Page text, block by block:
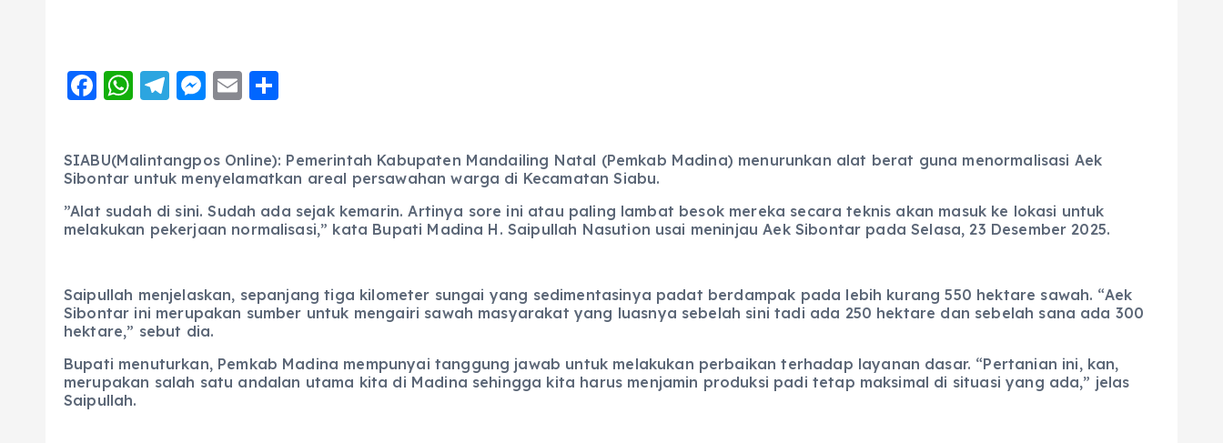
F
e
b
o
k
W
ts
A
p
T
g
r
a
M
e
n
g
E
l
re
SIABU(Malintangpos Online): Pemerintah Kabupaten Mandailing Natal (Pemkab Madina) menurunkan alat berat guna menormalisasi Aek
Sibontar untuk menyelamatkan areal persawahan warga di Kecamatan Siabu.
​”Alat sudah di sini. Sudah ada sejak kemarin. Artinya sore ini atau paling lambat besok mereka secara teknis akan masuk ke lokasi untuk
melakukan pekerjaan normalisasi,” kata Bupati Madina H. Saipullah Nasution usai meninjau Aek Sibontar pada Selasa, 23 Desember 2025.
Saipullah menjelaskan, sepanjang tiga kilometer sungai yang sedimentasinya padat berdampak pada lebih kurang 550 hektare sawah. “Aek
Sibontar ini merupakan sumber untuk mengairi sawah masyarakat yang luasnya sebelah sini tadi ada 250 hektare dan sebelah sana ada 300
hektare,” sebut dia.
​Bupati menuturkan, Pemkab Madina mempunyai tanggung jawab untuk melakukan perbaikan terhadap layanan dasar. “Pertanian ini, kan,
merupakan salah satu andalan utama kita di Madina sehingga kita harus menjamin produksi padi tetap maksimal di situasi yang ada,” jelas
Saipullah.